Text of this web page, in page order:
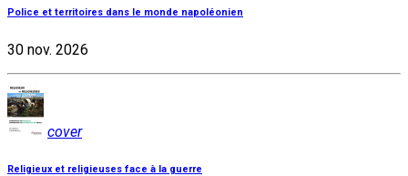
Police et territoires dans le monde napoléonien
30 nov. 2026
cover
Religieux et religieuses face à la guerre